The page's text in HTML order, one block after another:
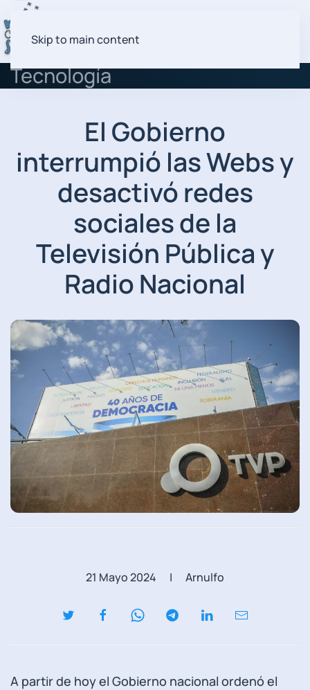
Skip to main content
Tecnología
El Gobierno
interrumpió las Webs y
desactivó redes
sociales de la
Televisión Pública y
Radio Nacional
21 Mayo 2024 | Arnulfo
A partir de hoy el Gobierno nacional ordenó el